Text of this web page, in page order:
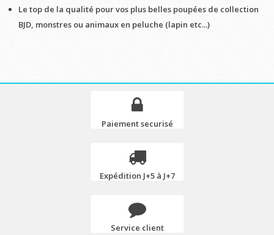
Le top de la qualité pour vos plus belles poupées de collection
BJD, monstres ou animaux en peluche (lapin etc...)
Paiement securisé
Expédition J+5 à J+7
Service client